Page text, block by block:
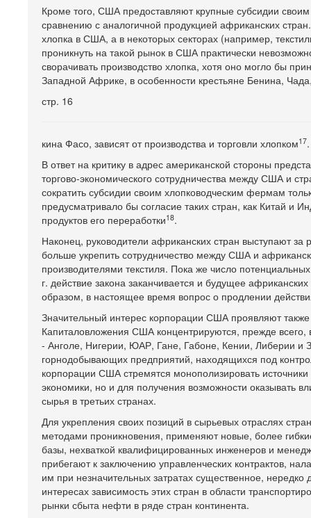
Кроме того, США предоставляют крупные субсидии
сравнению с аналогичной продукцией африканских
хлопка в США, а в некоторых секторах (например,
проникнуть на такой рынок в США практически
сворачивать производство хлопка, хотя оно могло бы
Западной Африке, в особенности крестьяне Бенина,
стр. 16
кина Фасо, зависят от производства и торговли хлопком17.
В ответ на критику в адрес американской стороны
торгово-экономического сотрудничества между США и
сократить субсидии своим хлопководческим фермам
предусматривало бы согласие таких стран, как Китай и
продуктов его переработки18.
Наконец, руководители африканских стран выступают
больше укрепить сотрудничество между США и
производителями текстиля. Пока же число
г. действие закона заканчивается и будущее
образом, в настоящее время вопрос о продлении
Значительный интерес корпорации США проявляют
Капиталовложения США концентрируются, прежде
- Анголе, Нигерии, ЮАР, Гане, Габоне, Кении, Либерии и
горнодобывающих предприятий, находящихся под
корпорации США стремятся монополизировать
экономики, но и для получения возможности оказывать
сырья в третьих странах.
Для укрепления своих позиций в сырьевых отраслях
методами проникновения, применяют новые, более
базы, нехваткой квалифицированных инженеров и
прибегают к заключению управленческих контрактов,
им при незначительных затратах существенное,
интересах зависимость этих стран в области
рынки сбыта нефти в ряде стран континента.